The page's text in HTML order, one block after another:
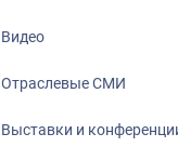
Видео
Отраслевые СМИ
Выставки и